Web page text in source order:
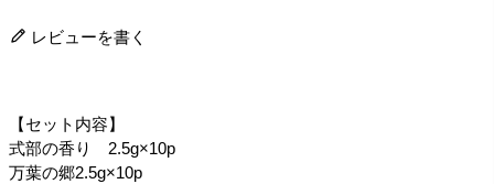
レビューを書く
【セット内容】
式部の香り 2.5g×10p
万葉の郷2.5g×10p